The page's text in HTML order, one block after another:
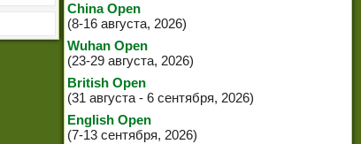
China Open
(8-16 августа, 2026)
Wuhan Open
(23-29 августа, 2026)
British Open
(31 августа - 6 сентября, 2026)
English Open
(7-13 сентября, 2026)